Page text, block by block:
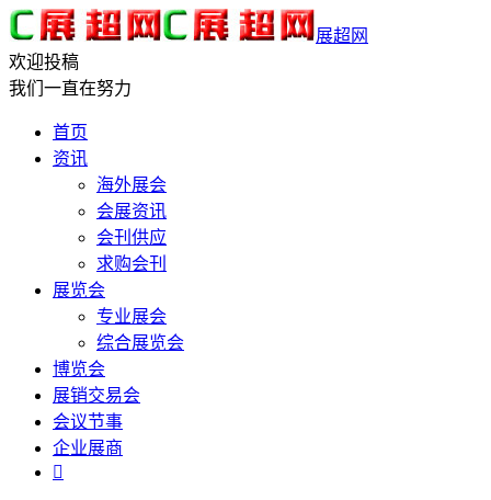
展超网
欢迎投稿
我们一直在努力
首页
资讯
海外展会
会展资讯
会刊供应
求购会刊
展览会
专业展会
综合展览会
博览会
展销交易会
会议节事
企业展商
